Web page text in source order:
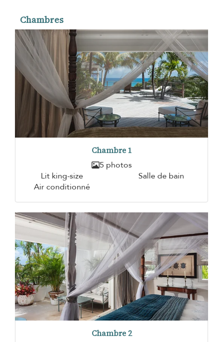
Chambres
Chambre 1
5 photos
Lit king-size
Salle de bain
Air conditionné
Chambre 2